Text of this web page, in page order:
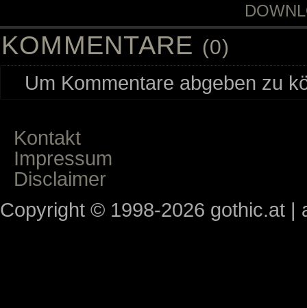
KOMMENTARE (0)
Um Kommentare abgeben zu
Kontakt
Impressum
Disclaimer
Copyright © 1998-2026 gothic.at |